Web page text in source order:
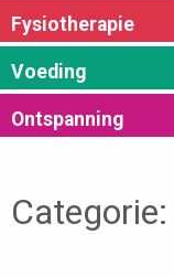
Fysiotherapie
Voeding
Ontspanning
Categorie: